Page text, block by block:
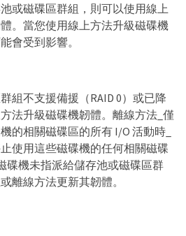
或磁碟區群組，則可以使用線上
。當您使用線上方法升級磁碟機
會受到影響。
組不支援備援（RAID 0）或已降
法升級磁碟機韌體。離線方法_僅
的相關磁碟區的所有 I/O 活動時_
使用這些磁碟機的任何相關磁碟
碟機未指派給儲存池或磁碟區群
離線方法更新其韌體。